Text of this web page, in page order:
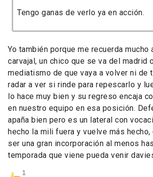
Tengo ganas de verlo ya en acción.
Yo también porque me recuerda mucho
carvajal, un chico que se va del madrid
mediatismo de que vaya a volver ni de
radar a ver si rinde para repescarlo y
lo hace muy bien y su regreso encaja
en nuestro equipo en esa posición.
apaña bien pero es un lateral con
hecho la mili fuera y vuelve más
ser una gran incorporación al menos
temporada que viene pueda venir
1